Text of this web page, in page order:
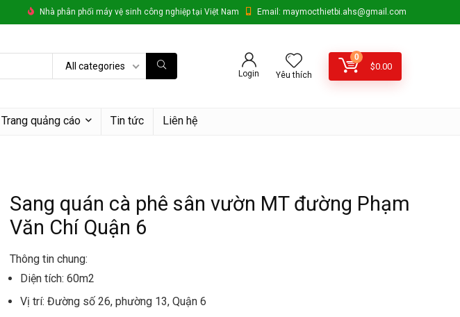
Nhà phân phối máy vệ sinh công nghiệp tại Việt Nam Email: maymocthietbi.ahs@gmail.com
All categories
Login Yêu thích
0
$0.00
Trang quảng cáo Tin tức Liên hệ
Sang quán cà phê sân vườn MT đường Phạm
Văn Chí Quận 6
Thông tin chung:
Diện tích: 60m2
Vị trí: Đường số 26, phường 13, Quận 6